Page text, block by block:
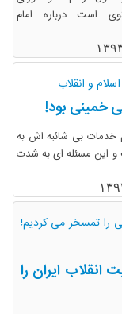
است درباره امام
و انقلاب
خمینی بود!
خدمات بی شائبه اش به
و این مسئله ای به شدت
را تمسخر می کردیم!
انقلاب ایران را